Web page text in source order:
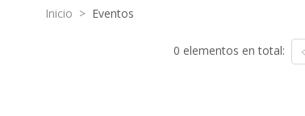
Inicio > Eventos
0 elementos en total: